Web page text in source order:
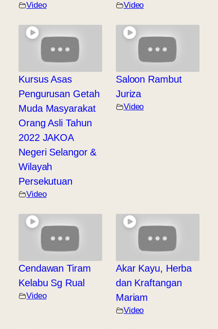
Video Video
Kursus Asas
Pengurusan Getah
Muda Masyarakat
Orang Asli Tahun
2022 JAKOA
Negeri Selangor &
Wilayah
Persekutuan
Video
Saloon Rambut
Juriza
Video
Cendawan Tiram
Kelabu Sg Rual
Video
Akar Kayu, Herba
dan Kraftangan
Mariam
Video